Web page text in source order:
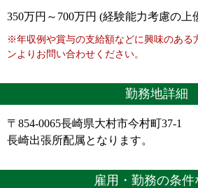
350万円～700万円 (経験能力考慮の上
※年収例や賞与の支給額などに興味のある
ンよりお問い合わせください。
勤務地詳細
〒854-0065長崎県大村市今村町37-1
長崎出張所配属となります。
雇用・勤務の条件